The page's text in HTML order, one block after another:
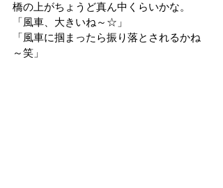
橋の上がちょうど真ん中くらいかな。
「風車、大きいね～☆」
「風車に掴まったら振り落とされるかね
～笑」